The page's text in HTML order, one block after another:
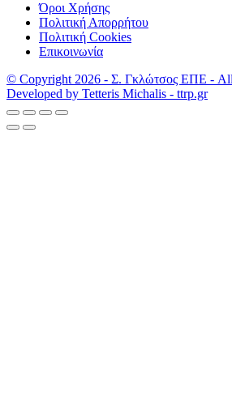
Όροι Χρήσης
Πολιτική Απορρήτου
Πολιτική Cookies
Επικοινωνία
© Copyright 2026 - Σ. Γκλώτσος ΕΠΕ - All
Developed by Tetteris Michalis - ttrp.gr